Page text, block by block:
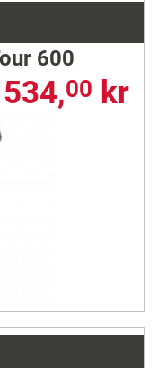
600
00 kr